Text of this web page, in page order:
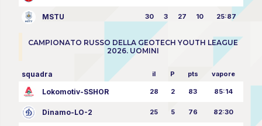
MSTU 30 3 27 10 25:87
CAMPIONATO RUSSO DELLA GEOTECH YOUTH LEAGUE
2026. UOMINI
squadra il P pts vapore
Lokomotiv-SSHOR 28 2 83 85:14
Dinamo-LO-2 25 5 76 82:30